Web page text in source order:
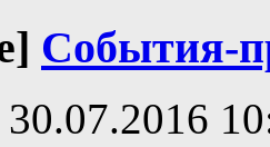
События-
30.07.2016